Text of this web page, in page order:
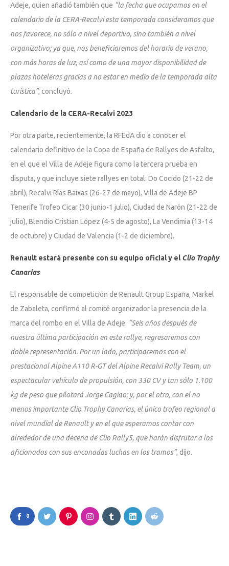
Adeje, quien añadió también que “la fecha que ocupamos en el
calendario de la CERA-Recalvi esta temporada consideramos que
nos favorece, no sólo a nivel deportivo, sino también a nivel
organizativo; ya que, nos beneficiaremos del horario de verano,
con más horas de luz, así como de una mayor disponibilidad de
plazas hoteleras gracias a no estar en medio de la temporada alta
turística”, concluyó.
Calendario de la CERA-Recalvi 2023
Por otra parte, recientemente, la RFEdA dio a conocer el
calendario definitivo de la Copa de España de Rallyes de Asfalto,
en el que el Villa de Adeje figura como la tercera prueba en
disputa, y que incluye siete rallyes en total: Do Cocido (21-22 de
abril), Recalvi Rías Baixas (26-27 de mayo), Villa de Adeje BP
Tenerife Trofeo Cicar (30 junio-1 julio), Ciudad de Narón (21-22 de
julio), Blendio Cristian López (4-5 de agosto), La Vendimia (13-14
de octubre) y Ciudad de Valencia (1-2 de diciembre).
Renault estará presente con su equipo oficial y elClio Trophy
Canarias
El responsable de competición de Renault Group España, Markel
de Zabaleta, confirmó al comité organizador la presencia de la
marca del rombo en el Villa de Adeje. “Seis años después de
nuestra última participación en este rallye, regresaremos con
doble representación. Por un lado, participaremos con el
prestacional Alpine A110 R-GT del Alpine Recalvi Rally Team, un
espectacular vehículo de propulsión, con 330 CV y tan sólo 1.100
kg de peso que pilotará Jorge Cagiao; y, por el otro, con el no
menos importante Clio Trophy Canarias, el único trofeo regional a
nivel mundial de Renault y en el que esperamos contar con
alrededor de una decena de Clio Rally5, que harán disfrutar a los
aficionados con sus enconadas luchas en los tramos”, dijo.
0